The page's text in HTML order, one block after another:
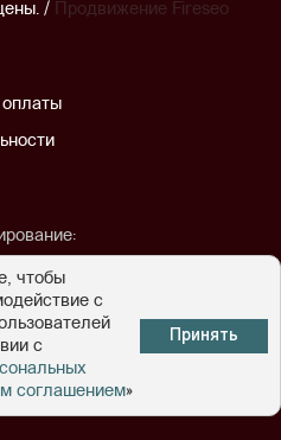
/ Продвижение Fireseo
994-98-76
617-50-90
чтобы
с
с
соглашением»
Принять